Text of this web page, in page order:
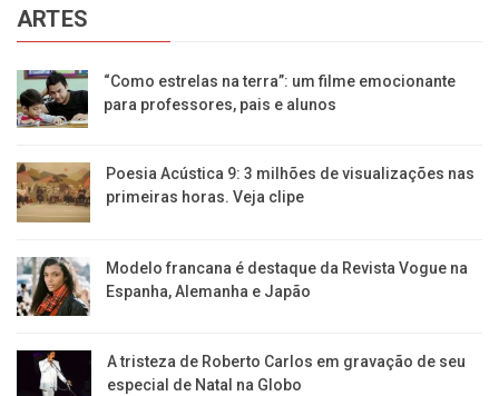
ARTES
“Como estrelas na terra”: um filme emocionante
para professores, pais e alunos
Poesia Acústica 9: 3 milhões de visualizações nas
primeiras horas. Veja clipe
Modelo francana é destaque da Revista Vogue na
Espanha, Alemanha e Japão
A tristeza de Roberto Carlos em gravação de seu
especial de Natal na Globo